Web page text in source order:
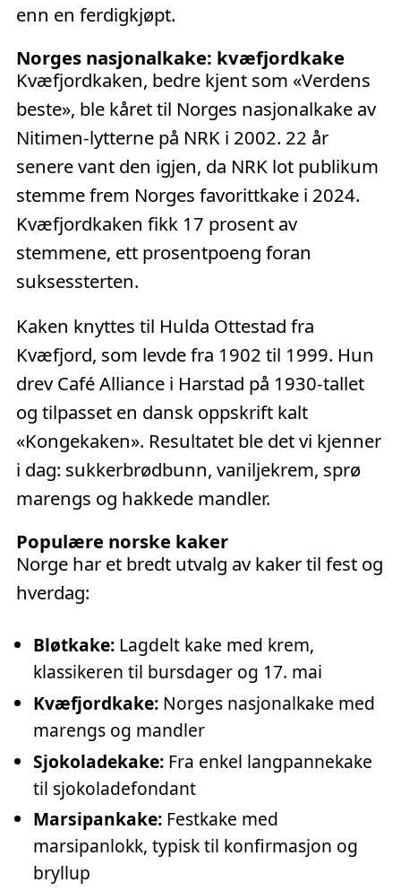
enn en ferdigkjøpt.
Norges nasjonalkake: kvæfjordkake
Kvæfjordkaken, bedre kjent som «Verdens
beste», ble kåret til Norges nasjonalkake av
Nitimen-lytterne på NRK i 2002. 22 år
senere vant den igjen, da NRK lot publikum
stemme frem Norges favorittkake i 2024.
Kvæfjordkaken fikk 17 prosent av
stemmene, ett prosentpoeng foran
suksessterten.
Kaken knyttes til Hulda Ottestad fra
Kvæfjord, som levde fra 1902 til 1999. Hun
drev Café Alliance i Harstad på 1930-tallet
og tilpasset en dansk oppskrift kalt
«Kongekaken». Resultatet ble det vi kjenner
i dag: sukkerbrødbunn, vaniljekrem, sprø
marengs og hakkede mandler.
Populære norske kaker
Norge har et bredt utvalg av kaker til fest og
hverdag:
Bløtkake: Lagdelt kake med krem,
klassikeren til bursdager og 17. mai
Kvæfjordkake: Norges nasjonalkake med
marengs og mandler
Sjokoladekake: Fra enkel langpannekake
til sjokoladefondant
Marsipankake: Festkake med
marsipanlokk, typisk til konfirmasjon og
bryllup